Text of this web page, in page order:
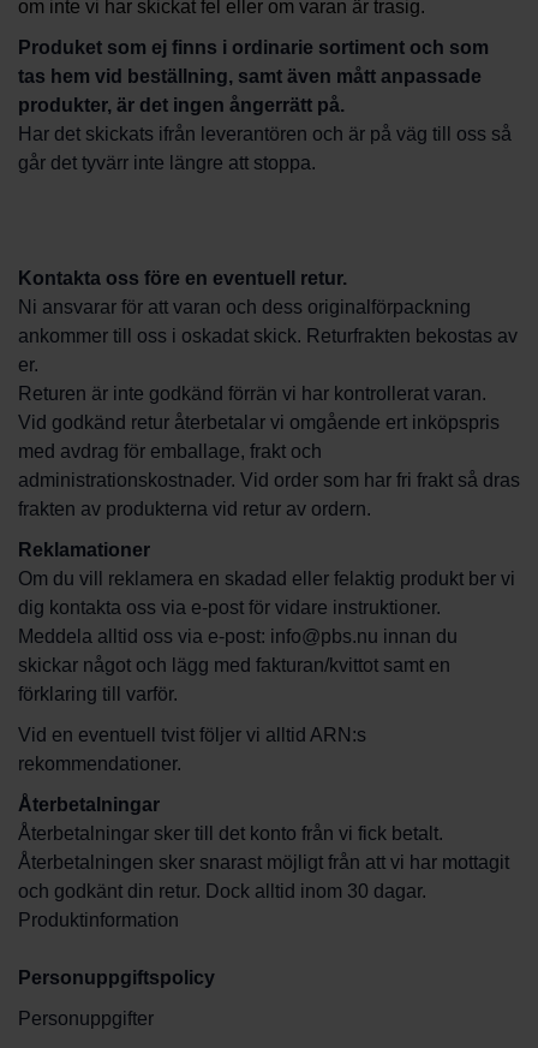
om inte vi har skickat fel eller om varan är trasig.
Produket som ej finns i ordinarie sortiment och som
tas hem vid beställning, samt även mått anpassade
produkter, är det ingen ångerrätt på.
Har det skickats ifrån leverantören och är på väg till oss så
går det tyvärr inte längre att stoppa.
Kontakta oss före en eventuell retur.
Ni ansvarar för att varan och dess originalförpackning
ankommer till oss i oskadat skick. Returfrakten bekostas av
er.
Returen är inte godkänd förrän vi har kontrollerat varan.
Vid godkänd retur återbetalar vi omgående ert inköpspris
med avdrag för emballage, frakt och
administrationskostnader. Vid order som har fri frakt så dras
frakten av produkterna vid retur av ordern.
Reklamationer
Om du vill reklamera en skadad eller felaktig produkt ber vi
dig kontakta oss via e-post för vidare instruktioner.
Meddela alltid oss via e-post: info@pbs.nu innan du
skickar något och lägg med fakturan/kvittot samt en
förklaring till varför.
Vid en eventuell tvist följer vi alltid ARN:s
rekommendationer.
Återbetalningar
Återbetalningar sker till det konto från vi fick betalt.
Återbetalningen sker snarast möjligt från att vi har mottagit
och godkänt din retur. Dock alltid inom 30 dagar.
Produktinformation
Personuppgiftspolicy
Personuppgifter